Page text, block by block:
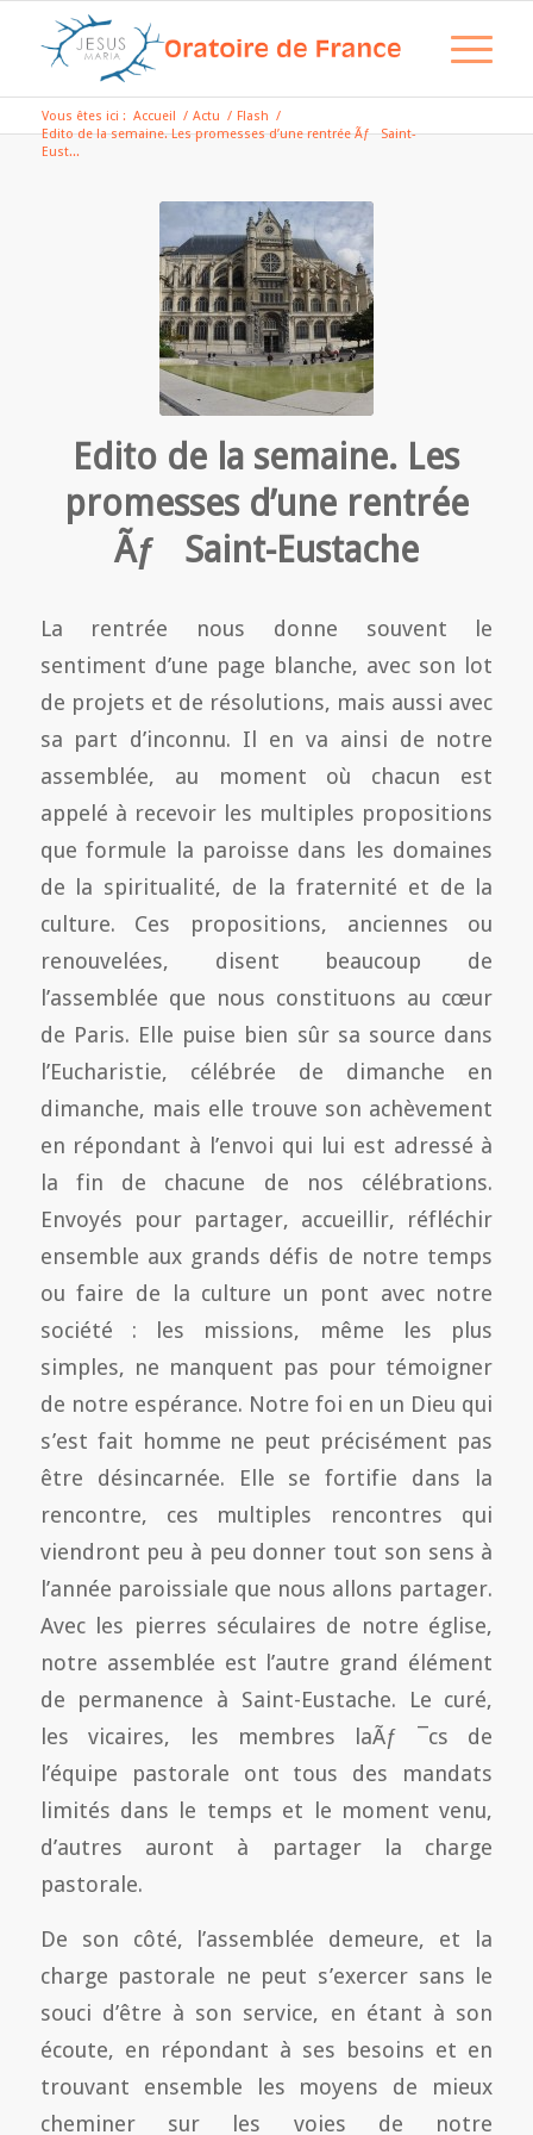
Vous êtes ici : Accueil / Actu / Flash /
Edito de la semaine. Les promesses d’une rentrée Ãƒ Saint-
Eust...
Edito de la semaine. Les
promesses d’une rentrée
Ãƒ Saint-Eustache
La rentrée nous donne souvent le
sentiment d’une page blanche, avec son lot
de projets et de résolutions, mais aussi avec
sa part d’inconnu. Il en va ainsi de notre
assemblée, au moment où chacun est
appelé à recevoir les multiples propositions
que formule la paroisse dans les domaines
de la spiritualité, de la fraternité et de la
culture. Ces propositions, anciennes ou
renouvelées, disent beaucoup de
l’assemblée que nous constituons au cœur
de Paris. Elle puise bien sûr sa source dans
l’Eucharistie, célébrée de dimanche en
dimanche, mais elle trouve son achèvement
en répondant à l’envoi qui lui est adressé à
la fin de chacune de nos célébrations.
Envoyés pour partager, accueillir, réfléchir
ensemble aux grands défis de notre temps
ou faire de la culture un pont avec notre
société : les missions, même les plus
simples, ne manquent pas pour témoigner
de notre espérance. Notre foi en un Dieu qui
s’est fait homme ne peut précisément pas
être désincarnée. Elle se fortifie dans la
rencontre, ces multiples rencontres qui
viendront peu à peu donner tout son sens à
l’année paroissiale que nous allons partager.
Avec les pierres séculaires de notre église,
notre assemblée est l’autre grand élément
de permanence à Saint-Eustache. Le curé,
les vicaires, les membres laÃƒ ¯cs de
l’équipe pastorale ont tous des mandats
limités dans le temps et le moment venu,
d’autres auront à partager la charge
pastorale.
De son côté, l’assemblée demeure, et la
charge pastorale ne peut s’exercer sans le
souci d’être à son service, en étant à son
écoute, en répondant à ses besoins et en
trouvant ensemble les moyens de mieux
cheminer sur les voies de notre